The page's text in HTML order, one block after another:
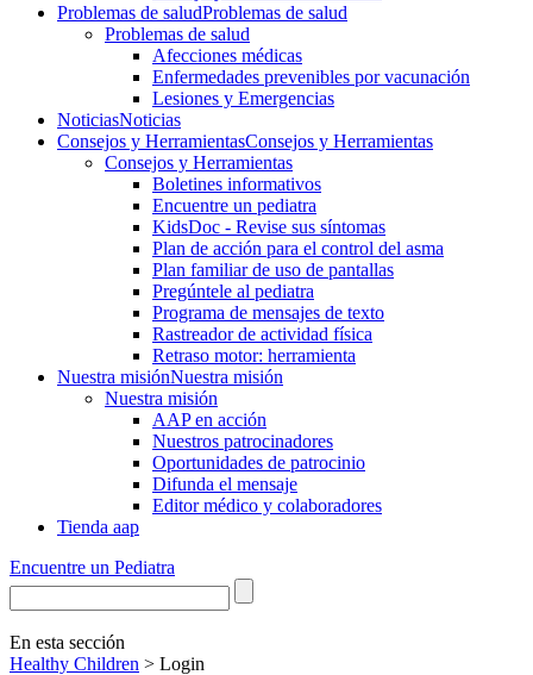
Problemas de saludProblemas de salud
Problemas de salud
Afecciones médicas
Enfermedades prevenibles por vacunación
Lesiones y Emergencias
NoticiasNoticias
Consejos y HerramientasConsejos y Herramientas
Consejos y Herramientas
Boletines informativos
Encuentre un pediatra
KidsDoc - Revise sus síntomas
Plan de acción para el control del asma
Plan familiar de uso de pantallas
Pregúntele al pediatra
Programa de mensajes de texto
Rastre​​ador de activida​d física
Retraso motor: herramienta
Nuestra misiónNuestra misión
Nuestra misión
AAP en acción
Nuestros patrocinadores
Oportunidades de patrocinio
Difunda el mensaje
Editor médico y colaboradores
Tienda aap
Encuentre un Pediatra
En esta sección
Healthy Children > Login